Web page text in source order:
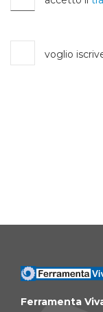
voglio
Ferramenta